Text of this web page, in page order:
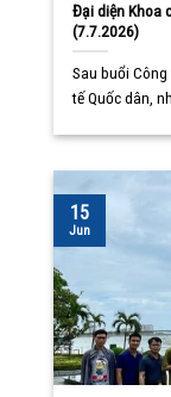
Đại diện Khoa
(7.7.2026)
Sau buổi
tế Quốc dân,
15
Jun